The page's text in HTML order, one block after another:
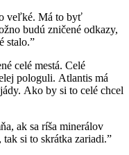
veľké. Má to byť
budú zničené odkazy,
stalo.”
celé mestá. Celé
pologuli. Atlantis má
Ako by si to celé chcel
ak sa ríša minerálov
tak si to skrátka zariadi.”